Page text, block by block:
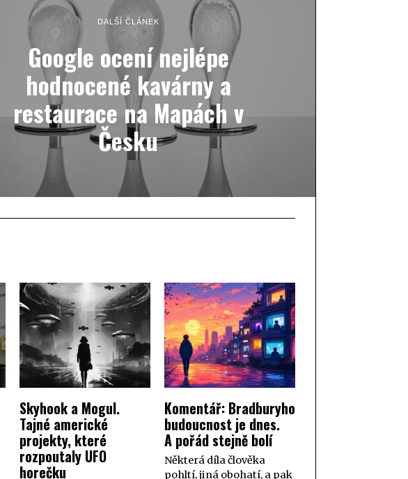
DALŠÍ ČLÁNEK
Google ocení nejlépe
hodnocené kavárny a
restaurace na Mapách v
Česku
Skyhook a Mogul.
Tajné americké
projekty, které
rozpoutaly UFO
horečku
Komentář: Bradburyho
budoucnost je dnes.
A pořád stejně bolí
Některá díla člověka
pohltí, jiná obohatí, a pak